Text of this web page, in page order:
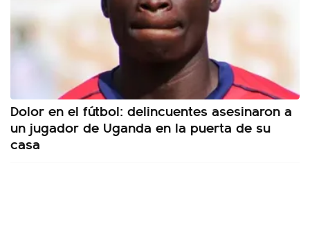
Dolor en el fútbol: delincuentes asesinaron a
un jugador de Uganda en la puerta de su
casa